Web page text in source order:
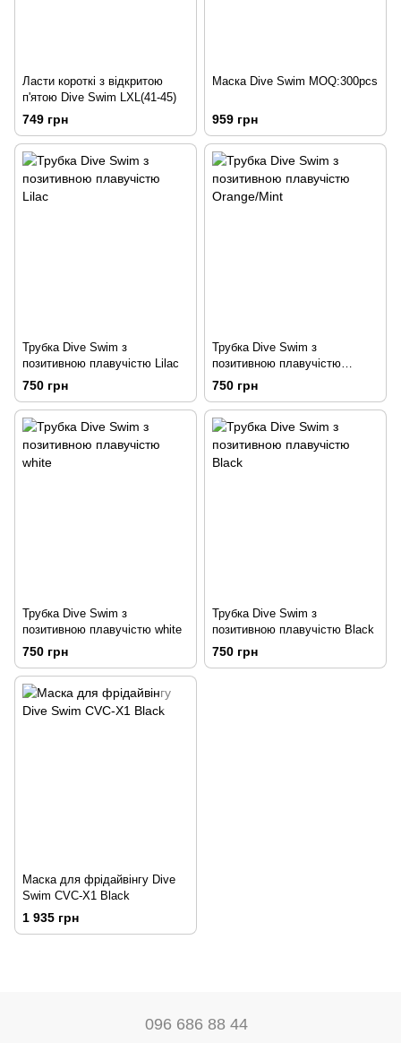
Ласти короткі з відкритою
п'ятою Dive Swim LXL(41-45)
749 грн
Маска Dive Swim MOQ:300pcs
959 грн
Трубка Dive Swim з
позитивною плавучістю Lilac
750 грн
Трубка Dive Swim з
позитивною плавучістю
Orange/Mint
750 грн
Трубка Dive Swim з
позитивною плавучістю white
750 грн
Трубка Dive Swim з
позитивною плавучістю Black
750 грн
Маска для фрідайвінгу Dive
Swim CVC-X1 Black
1 935 грн
096 686 88 44